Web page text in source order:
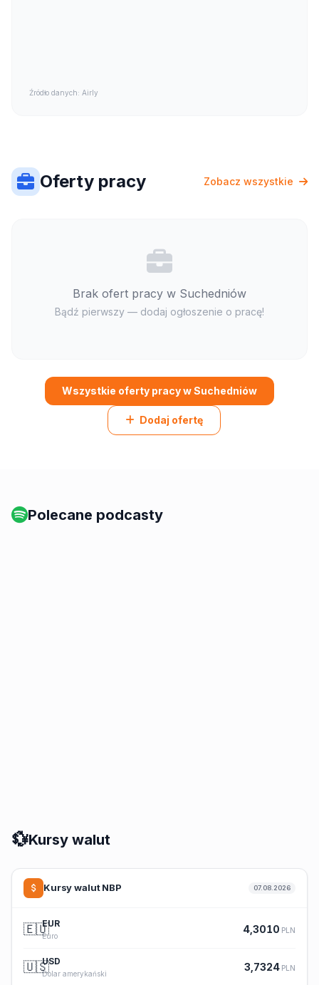
Źródło danych: Airly
Oferty pracy Zobacz wszystkie
Brak ofert pracy w Suchedniów
Bądź pierwszy — dodaj ogłoszenie o pracę!
Wszystkie oferty pracy w Suchedniów
Dodaj ofertę
Polecane podcasty
💱Kursy walut
Kursy walut NBP 07.08.2026
🇪🇺EUR
Euro
4,3010 PLN
🇺🇸USD
Dolar amerykański
3,7324 PLN